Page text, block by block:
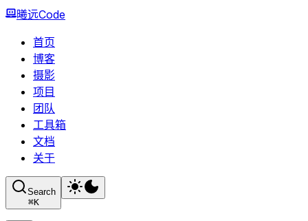
曦远Code
首页
博客
摄影
项目
团队
工具箱
文档
关于
Search
⌘K